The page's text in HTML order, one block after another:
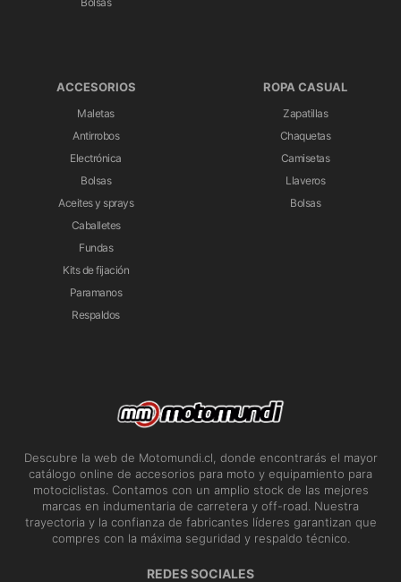
ACCESORIOS
Maletas
Antirrobos
Electrónica
Bolsas
Aceites y sprays
Caballetes
Fundas
Kits de fijación
Paramanos
Respaldos
ROPA CASUAL
Zapatillas
Chaquetas
Camisetas
Llaveros
Bolsas
Descubre la web de Motomundi.cl, donde encontrarás el mayor
catálogo online de accesorios para moto y equipamiento para
motociclistas. Contamos con un amplio stock de las mejores
marcas en indumentaria de carretera y off-road. Nuestra
trayectoria y la confianza de fabricantes líderes garantizan que
compres con la máxima seguridad y respaldo técnico.
REDES SOCIALES